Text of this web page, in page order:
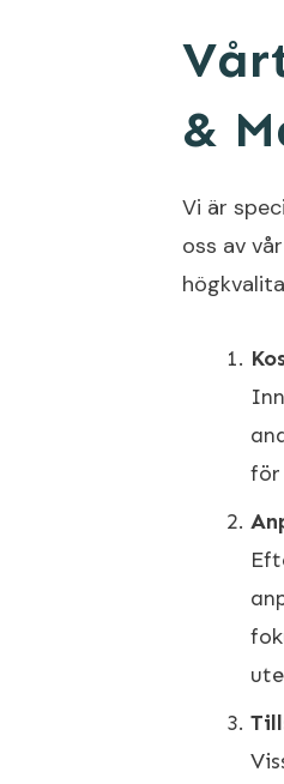
&
Vi är
oss av
för